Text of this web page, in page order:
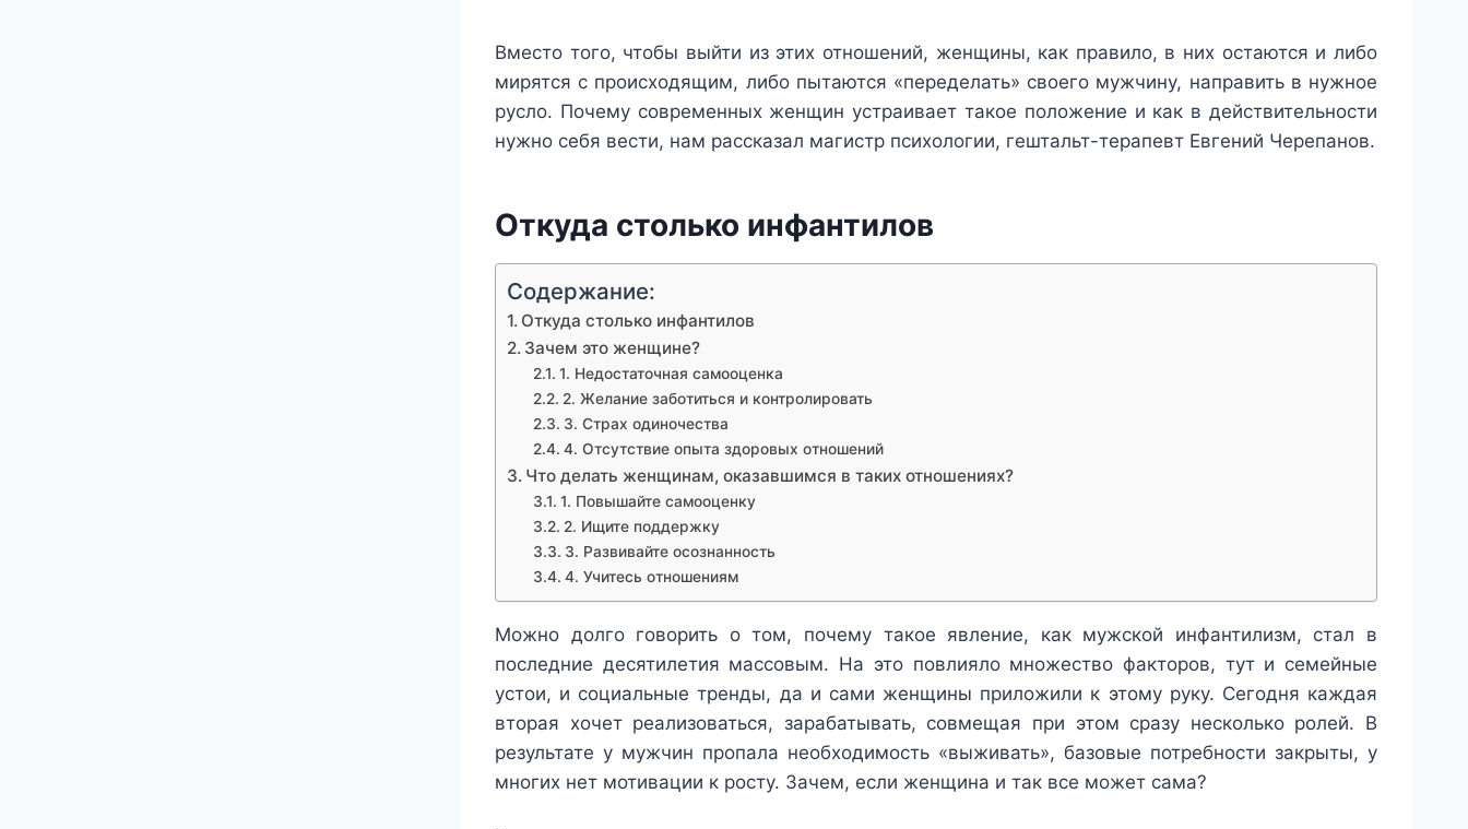
Вместо того, чтобы выйти из этих отношений, женщины, как правило, в них остаются и либо
мирятся с происходящим, либо пытаются «переделать» своего мужчину, направить в нужное
русло. Почему современных женщин устраивает такое положение и как в действительности
нужно себя вести, нам рассказал магистр психологии, гештальт-терапевт Евгений Черепанов.
Откуда столько инфантилов
Содержание:
Откуда столько инфантилов
Зачем это женщине?
1. Недостаточная самооценка
2. Желание заботиться и контролировать
3. Страх одиночества
4. Отсутствие опыта здоровых отношений
Что делать женщинам, оказавшимся в таких отношениях?
1. Повышайте самооценку
2. Ищите поддержку
3. Развивайте осознанность
4. Учитесь отношениям
Можно долго говорить о том, почему такое явление, как мужской инфантилизм, стал в
последние десятилетия массовым. На это повлияло множество факторов, тут и семейные
устои, и социальные тренды, да и сами женщины приложили к этому руку. Сегодня каждая
вторая хочет реализоваться, зарабатывать, совмещая при этом сразу несколько ролей. В
результате у мужчин пропала необходимость «выживать», базовые потребности закрыты, у
многих нет мотивации к росту. Зачем, если женщина и так все может сама?